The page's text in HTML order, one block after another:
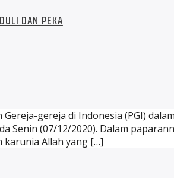
DAN PEKA
gereja di Indonesia (PGI)
Senin (07/12/2020). Dalam
karunia Allah yang […]